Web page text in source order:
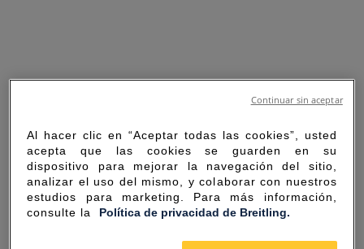
Al hacer clic en “Aceptar todas las cookies”, usted
acepta que las cookies se guarden en su
dispositivo para mejorar la navegación del sitio,
analizar el uso del mismo, y colaborar con nuestros
estudios para marketing. Para más información,
consulte la Política de privacidad de Breitling.
Continuar sin aceptar